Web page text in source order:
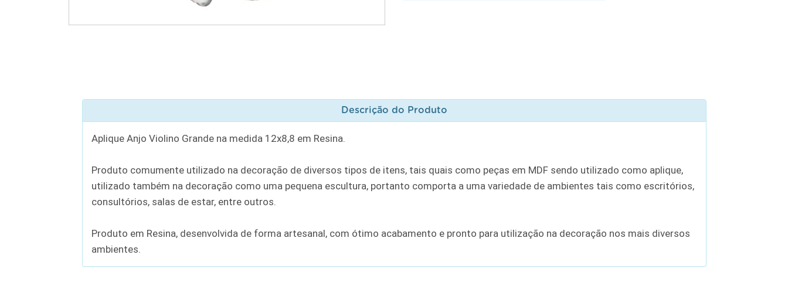
Descrição do Produto
Aplique Anjo Violino Grande na medida 12x8,8 em Resina.
Produto comumente utilizado na decoração de diversos tipos de itens, tais quais como peças em MDF sendo utilizado como aplique,
utilizado também na decoração como uma pequena escultura, portanto comporta a uma variedade de ambientes tais como escritórios,
consultórios, salas de estar, entre outros.
Produto em Resina, desenvolvida de forma artesanal, com ótimo acabamento e pronto para utilização na decoração nos mais diversos
ambientes.